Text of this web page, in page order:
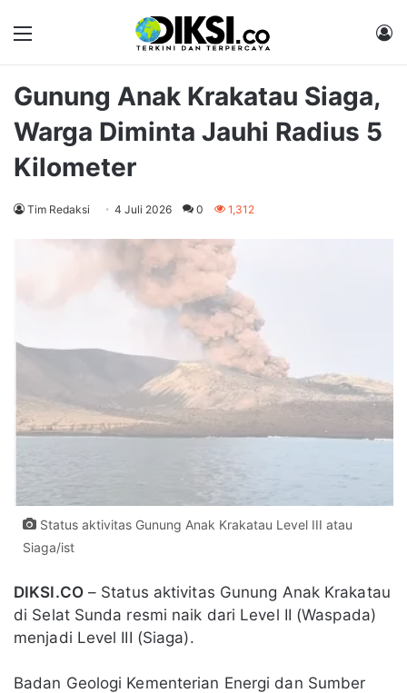
Menu
Gunung Anak Krakatau Siaga,
Warga Diminta Jauhi Radius 5
Kilometer
Tim Redaksi 4 Juli 2026 0 1,312
Status aktivitas Gunung Anak Krakatau Level III atau
Siaga/ist
DIKSI.CO– Status aktivitas Gunung Anak Krakatau
di Selat Sunda resmi naik dari Level II (Waspada)
menjadi Level III (Siaga).
Badan Geologi Kementerian Energi dan Sumber